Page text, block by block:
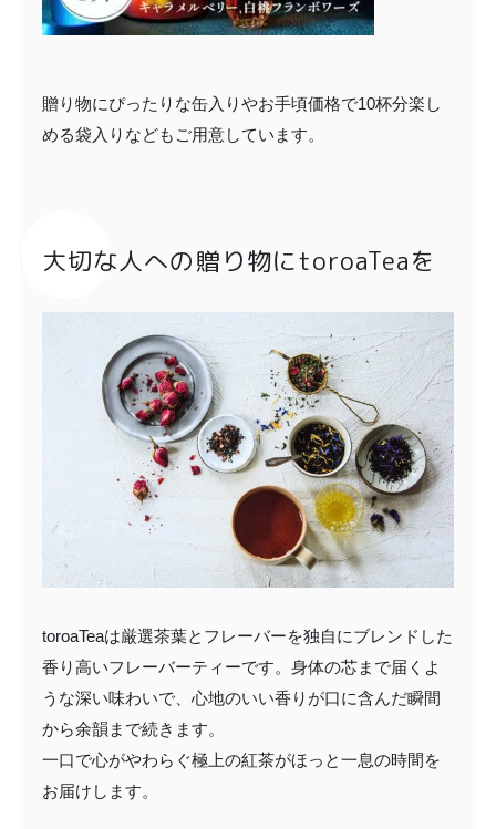
贈り物にぴったりな缶入りやお手頃価格で10杯分楽し
める袋入りなどもご用意しています。
大切な人への贈り物にtoroaTeaを
toroaTeaは厳選茶葉とフレーバーを独自にブレンドした
香り高いフレーバーティーです。身体の芯まで届くよ
うな深い味わいで、心地のいい香りが口に含んだ瞬間
から余韻まで続きます。
一口で心がやわらぐ極上の紅茶がほっと一息の時間を
お届けします。